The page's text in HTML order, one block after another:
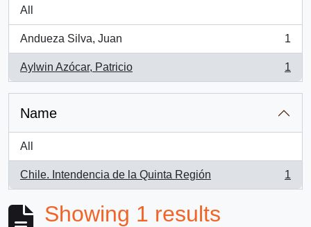
All
Andueza Silva, Juan
, 1 results
1
Aylwin Azócar, Patricio
, 1 results
1
Name
All
Chile. Intendencia de la Quinta Región
, 1 results
1
Showing 1 results